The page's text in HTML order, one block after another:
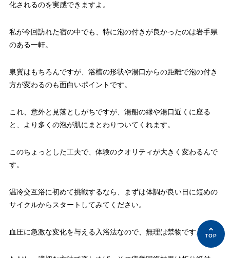
化されるのを実感できますよ。
私が今回訪れた宿の中でも、特に泡の付きが良かったのは岩手県
のある一軒。
泉質はもちろんですが、浴槽の形状や湯口からの距離で泡の付き
方が変わるのも面白いポイントです。
これ、意外と見落としがちですが、湯船の縁や湯口近くに座る
と、より多くの泡が肌にまとわりついてくれます。
このちょっとした工夫で、体験のクオリティが大きく変わるんで
す。
温冷交互浴に初めて挑戦するなら、まずは体調が良い日に短めの
サイクルからスタートしてみてください。
血圧に急激な変化を与える入浴法なので、無理は禁物です。